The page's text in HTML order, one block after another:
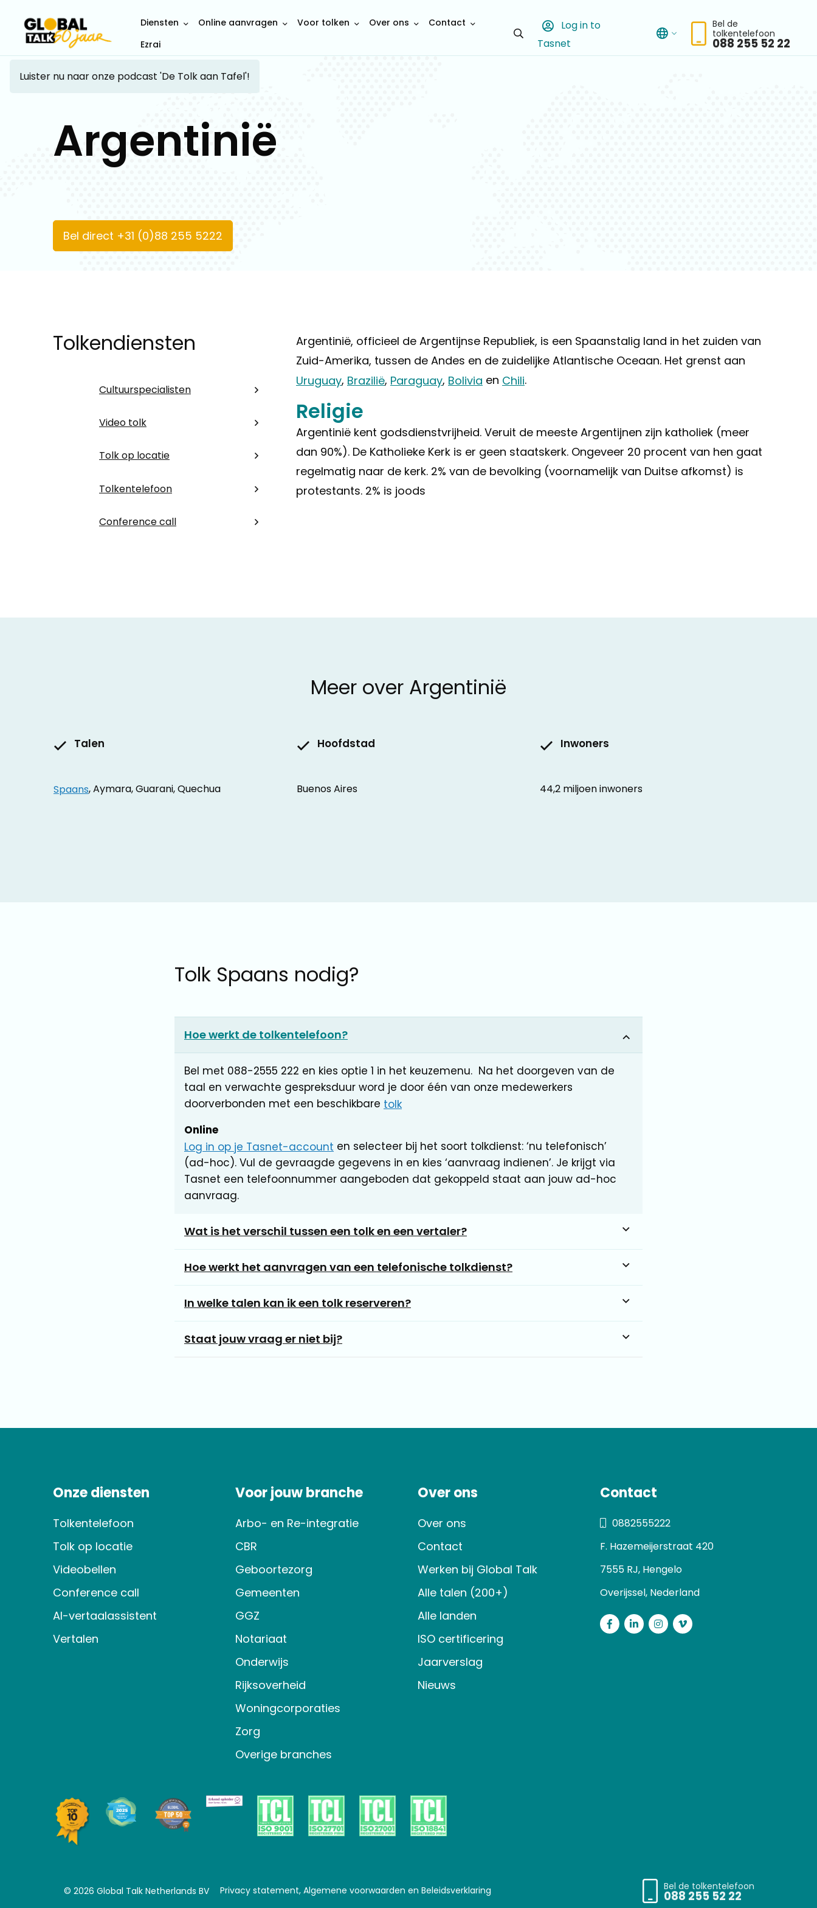
Diensten Online aanvragen Voor tolken Over ons
Contact
Ezrai
Open
searchbar
Log in to
Tasnet
Bel de
tolkentelefoon
Luister nu naar onze podcast 'De Tolk aan Tafel'!
Argentinië
Bel direct +31 (0)88 255 5222
Tolkendiensten
Cultuurspecialisten
Video tolk
Tolk op locatie
Tolkentelefoon
Conference call
Argentinië, officieel de Argentijnse Republiek, is een Spaanstalig land in het zuiden van
Zuid-Amerika, tussen de Andes en de zuidelijke Atlantische Oceaan. Het grenst aan
Uruguay, Brazilië, Paraguay, Bolivia en Chili.
Religie
Argentinië kent godsdienstvrijheid. Veruit de meeste Argentijnen zijn katholiek (meer
dan 90%). De Katholieke Kerk is er geen staatskerk. Ongeveer 20 procent van hen gaat
regelmatig naar de kerk. 2% van de bevolking (voornamelijk van Duitse afkomst) is
protestants. 2% is joods
Meer over Argentinië
Talen
Spaans, Aymara, Guarani, Quechua
Hoofdstad
Buenos Aires
Inwoners
44,2 miljoen inwoners
Tolk Spaans nodig?
Hoe werkt de tolkentelefoon?
Bel met 088-2555 222 en kies optie 1 in het keuzemenu. Na het doorgeven van de
taal en verwachte gespreksduur word je door één van onze medewerkers
doorverbonden met een beschikbare tolk
Online
Log in op je Tasnet-account en selecteer bij het soort tolkdienst: ‘nu telefonisch’
(ad-hoc). Vul de gevraagde gegevens in en kies ‘aanvraag indienen’. Je krijgt via
Tasnet een telefoonnummer aangeboden dat gekoppeld staat aan jouw ad-hoc
aanvraag.
Wat is het verschil tussen een tolk en een vertaler?
Hoe werkt het aanvragen van een telefonische tolkdienst?
In welke talen kan ik een tolk reserveren?
Staat jouw vraag er niet bij?
Onze diensten
Tolkentelefoon
Tolk op locatie
Videobellen
Conference call
AI-vertaalassistent
Vertalen
Voor jouw branche
Arbo- en Re-integratie
CBR
Geboortezorg
Gemeenten
GGZ
Notariaat
Onderwijs
Rijksoverheid
Woningcorporaties
Zorg
Overige branches
Over ons
Over ons
Contact
Werken bij Global Talk
Alle talen (200+)
Alle landen
ISO certificering
Jaarverslag
Nieuws
Contact
0882555222
F. Hazemeijerstraat 420
7555 RJ, Hengelo
Overijssel, Nederland
Facebook
LinkedInInstagram
Vimeo
© 2026 Global Talk Netherlands BV Privacy statement, Algemene voorwaarden en Beleidsverklaring Bel de tolkentelefoon